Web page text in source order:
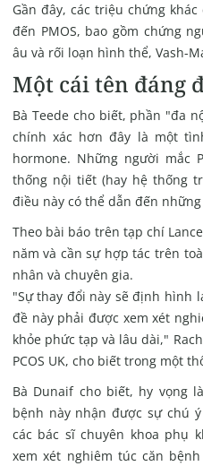
Gần đây, các triệu chứng
đến PMOS, bao gồm chứng
âu và rối loạn hình thể, Vash-
Một cái tên đáng
Bà Teede cho biết, phần "đa
chính xác hơn đây là một
hormone. Những người mắc
thống nội tiết (hay hệ thống
điều này có thể dẫn đến
Theo bài báo trên tạp chí
năm và cần sự hợp tác trên
nhân và chuyên gia.
"Sự thay đổi này sẽ định hình
đề này phải được xem xét
khỏe phức tạp và lâu dài,"
PCOS UK, cho biết trong một
Bà Dunaif cho biết, hy vọng
bệnh này nhận được sự chú
các bác sĩ chuyên khoa phụ
xem xét nghiêm túc căn